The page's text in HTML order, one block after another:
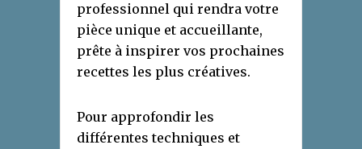
professionnel qui rendra votre
pièce unique et accueillante,
prête à inspirer vos prochaines
recettes les plus créatives.
Pour approfondir les
différentes techniques et